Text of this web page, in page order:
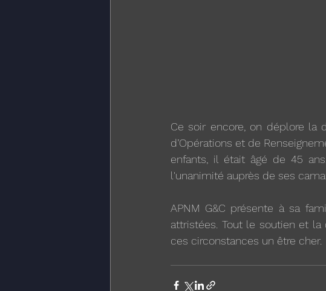
Ce soir encore, on déplore la
d’Opérations et de
enfants, il était âgé de 45
l'unanimité auprès de ses
APNM G&C présente à sa
attristées. Tout le soutien et
ces circonstances un être cher.